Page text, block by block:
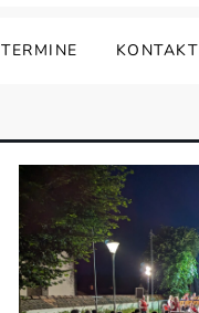
TERMINE KONTAKT